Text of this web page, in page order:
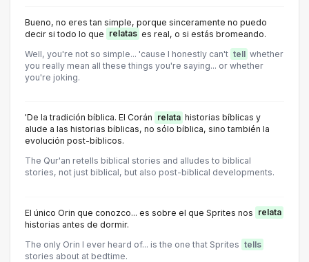
Bueno, no eres tan simple, porque sinceramente no puedo
decir si todo lo que relatas es real, o si estás bromeando.
Well, you're not so simple... 'cause I honestly can't tell whether
you really mean all these things you're saying... or whether
you're joking.
'De la tradición bíblica. El Corán relata historias bíblicas y
alude a las historias bíblicas, no sólo bíblica, sino también la
evolución post-bíblicos.
The Qur'an retells biblical stories and alludes to biblical
stories, not just biblical, but also post-biblical developments.
El único Orin que conozco... es sobre el que Sprites nos relata
historias antes de dormir.
The only Orin I ever heard of... is the one that Sprites tells
stories about at bedtime.